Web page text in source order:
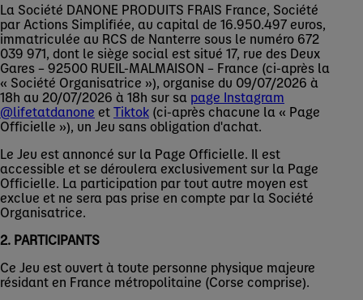
La Société DANONE PRODUITS FRAIS France, Société
par Actions Simplifiée, au capital de 16.950.497 euros,
immatriculée au RCS de Nanterre sous le numéro 672
039 971, dont le siège social est situé 17, rue des Deux
Gares – 92500 RUEIL-MALMAISON – France (ci-après la
« Société Organisatrice »), organise du 09/07/2026 à
18h au 20/07/2026 à 18h sur sa page Instagram
@lifetatdanone etTiktok (ci-après chacune la « Page
Officielle »), un Jeu sans obligation d'achat.
Le Jeu est annoncé sur la Page Officielle. Il est
accessible et se déroulera exclusivement sur la Page
Officielle. La participation par tout autre moyen est
exclue et ne sera pas prise en compte par la Société
Organisatrice.
2. PARTICIPANTS
Ce Jeu est ouvert à toute personne physique majeure
résidant en France métropolitaine (Corse comprise).